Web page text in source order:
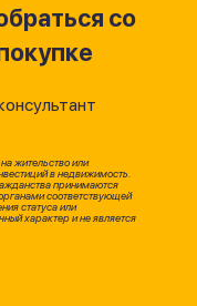
со
жительство или
в недвижимость.
принимаются
соответствующей
статуса или
характер и не является